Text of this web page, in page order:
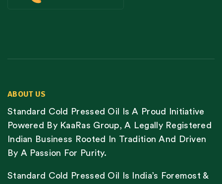
ABOUT US
Standard Cold Pressed Oil Is A Proud Initiative
Powered By KaaRas Group, A Legally Registered
Indian Business Rooted In Tradition And Driven
By A Passion For Purity.
Standard Cold Pressed Oil Is India’s Foremost &